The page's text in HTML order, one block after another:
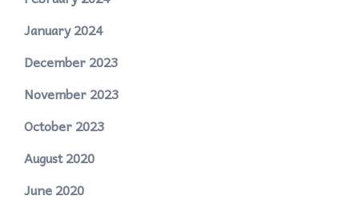
January 2024
December 2023
November 2023
October 2023
August 2020
June 2020